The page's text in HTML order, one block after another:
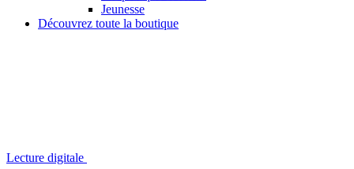
Jeunesse
Découvrez toute la boutique
Lecture digitale